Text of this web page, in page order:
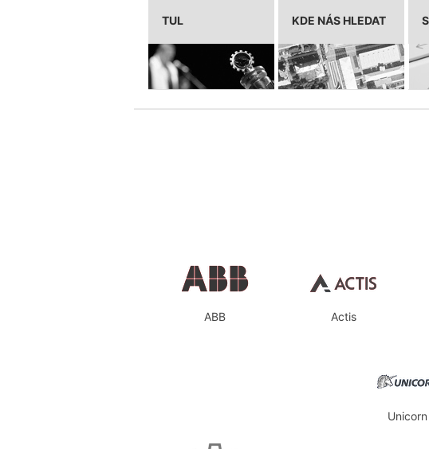
TUL KDE NÁS HLEDAT
ABB Actis
Unicorn